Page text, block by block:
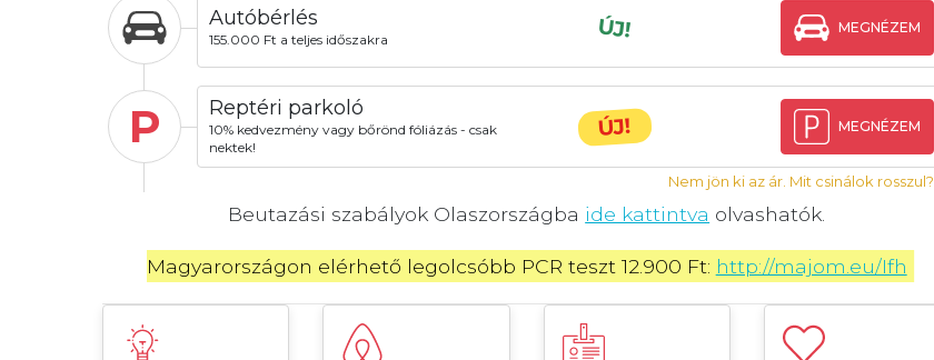
Autóbérlés
155.000 Ft a teljes időszakra ÚJ! MEGNÉZEM
P Reptéri parkoló
10% kedvezmény vagy bőrönd fóliázás - csak
nektek!
ÚJ! MEGNÉZEM
Nem jön ki az ár. Mit csinálok rosszul?
Beutazási szabályok Olaszországba ide kattintva olvashatók.
Magyarországon elérhető legolcsóbb PCR teszt 12.900 Ft: http://majom.eu/Ifh